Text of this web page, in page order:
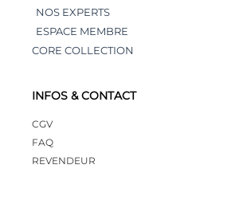
NOS EXPERTS
ESPACE MEMBRE
CORE COLLECTION
INFOS & CONTACT
CGV
FAQ
REVENDEUR